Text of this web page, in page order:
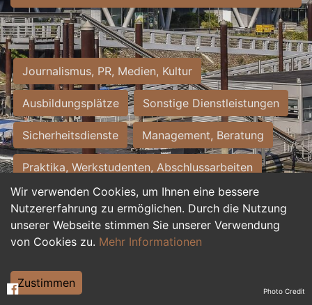
Wir verwenden Cookies, um Ihnen eine bessere
Nutzererfahrung zu ermöglichen. Durch die Nutzung
unserer Webseite stimmen Sie unserer Verwendung
von Cookies zu. Mehr Informationen
Zustimmen
Journalismus, PR, Medien, Kultur
Ausbildungsplätze Sonstige Dienstleistungen
Sicherheitsdienste Management, Beratung
Praktika, Werkstudenten, Abschlussarbeiten
Personalwesen Assistenz, Sekretariat
Hilfskräfte, Aushilfs- und Nebenjobs
Weiterbildung, Studium, duale Ausbildung Photo Credit